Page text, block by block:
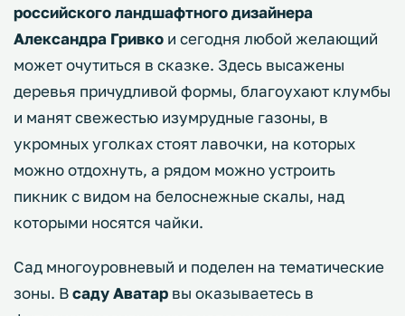
российского ландшафтного дизайнера
Александра Гривко и сегодня любой желающий
может очутиться в сказке. Здесь высажены
деревья причудливой формы, благоухают клумбы
и манят свежестью изумрудные газоны, в
укромных уголках стоят лавочки, на которых
можно отдохнуть, а рядом можно устроить
пикник с видом на белоснежные скалы, над
которыми носятся чайки.
Сад многоуровневый и поделен на тематические
зоны. Всаду Аватар вы оказываетесь в